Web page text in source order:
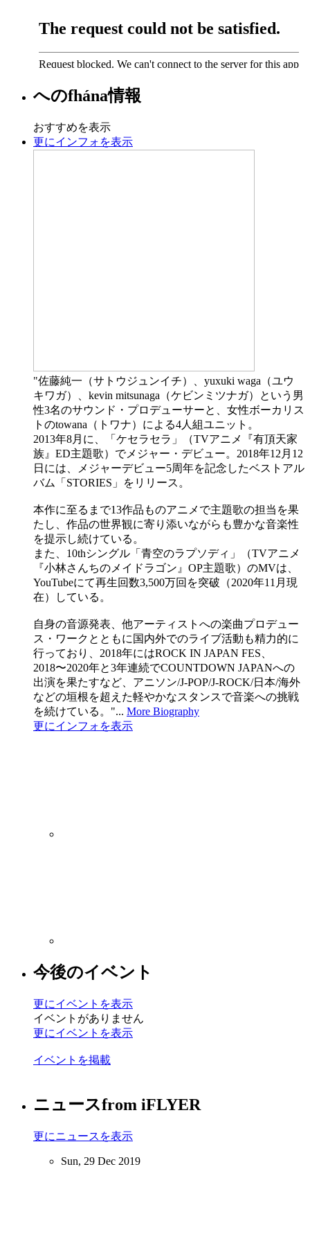
へのfhána情報
おすすめを表示
更にインフォを表示
"佐藤純一（サトウジュンイチ）、yuxuki waga（ユウ
キワガ）、kevin mitsunaga（ケビンミツナガ）という男
性3名のサウンド・プロデューサーと、女性ボーカリス
トのtowana（トワナ）による4人組ユニット。
2013年8月に、「ケセラセラ」（TVアニメ『有頂天家
族』ED主題歌）でメジャー・デビュー。2018年12月12
日には、メジャーデビュー5周年を記念したベストアル
バム「STORIES」をリリース。
本作に至るまで13作品ものアニメで主題歌の担当を果
たし、作品の世界観に寄り添いながらも豊かな音楽性
を提示し続けている。
また、10thシングル「青空のラプソディ」（TVアニメ
『小林さんちのメイドラゴン』OP主題歌）のMVは、
YouTubeにて再生回数3,500万回を突破（2020年11月現
在）している。
自身の音源発表、他アーティストへの楽曲プロデュー
ス・ワークとともに国内外でのライブ活動も精力的に
行っており、2018年にはROCK IN JAPAN FES、
2018〜2020年と3年連続でCOUNTDOWN JAPANへの
出演を果たすなど、アニソン/J-POP/J-ROCK/日本/海外
などの垣根を超えた軽やかなスタンスで音楽への挑戦
を続けている。"... More Biography
更にインフォを表示
今後のイベント
更にイベントを表示
イベントがありません
更にイベントを表示
イベントを掲載
ニュースfrom iFLYER
更にニュースを表示
Sun, 29 Dec 2019